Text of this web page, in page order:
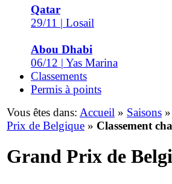
Qatar
29/11 | Losail
Abou Dhabi
06/12 | Yas Marina
Classements
Permis à points
Vous êtes dans: Accueil » Saisons »
Prix de Belgique » Classement
Grand Prix de